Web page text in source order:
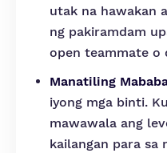
utak na hawakan
ng pakiramdam
open teammate o
Manatiling
iyong mga binti.
mawawala ang
kailangan para sa